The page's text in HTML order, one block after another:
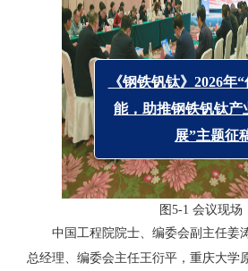
图5-1 会议现场
中国工程院院士、编委会副主任姜
总经理、编委会主任王衍平，重庆大学
《钢铁钒钛》2026
能，助推钢铁钒